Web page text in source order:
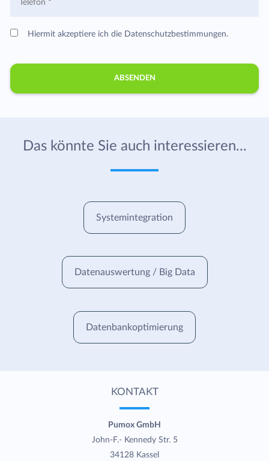
Hiermit akzeptiere ich die Datenschutzbestimmungen.
Das könnte Sie auch interessieren...
Systemintegration
Datenauswertung / Big Data
Datenbankoptimierung
KONTAKT
Pumox GmbH
John-F.- Kennedy Str. 5
34128 Kassel